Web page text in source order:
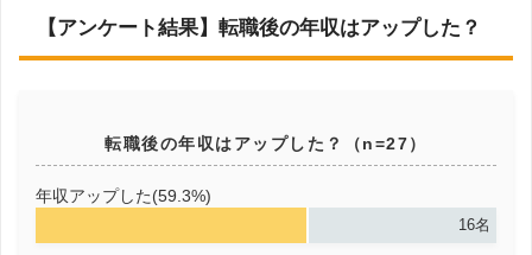
【アンケート結果】転職後の年収はアップした？
転職後の年収はアップした？（n=27）
年収アップした(59.3%)
16名